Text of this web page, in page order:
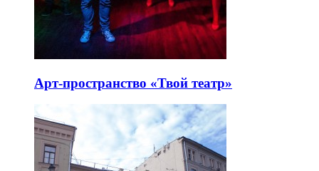
Арт-пространство «Твой театр»